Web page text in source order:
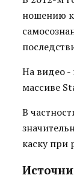
ношению
На видео
массиве
В
каску при